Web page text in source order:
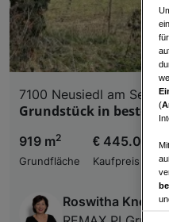
7100 Neusiedl am See
Grundstück in bester
919 m2
Grundfläche
€
Kaufpreis
Roswitha
(